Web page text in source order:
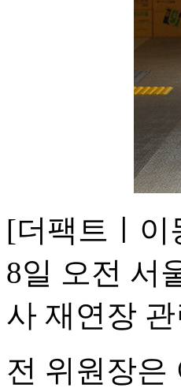
[더팩트ㅣ이
8일 오전 서
사 재연장
전 위원장은